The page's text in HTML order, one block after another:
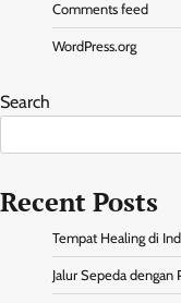
Comments feed
WordPress.org
Search
Recent Posts
Tempat Healing di
Jalur Sepeda dengan